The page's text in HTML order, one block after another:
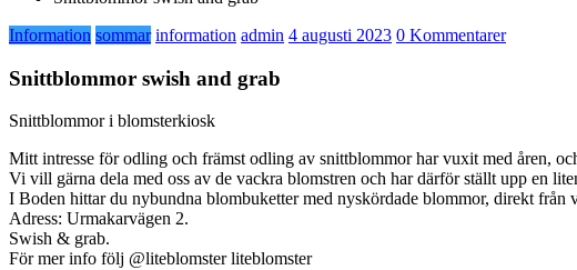
Information sommar information admin 4 augusti 2023 0 Kommentarer
Snittblommor swish and grab
Snittblommor i blomsterkiosk
Mitt intresse för odling och främst odling av snittblommor har vuxit med åren,
Vi vill gärna dela med oss av de vackra blomstren och har därför ställt upp en
I Boden hittar du nybundna blombuketter med nyskördade blommor, direkt från
Adress: Urmakarvägen 2.
Swish & grab.
För mer info följ @liteblomster liteblomster